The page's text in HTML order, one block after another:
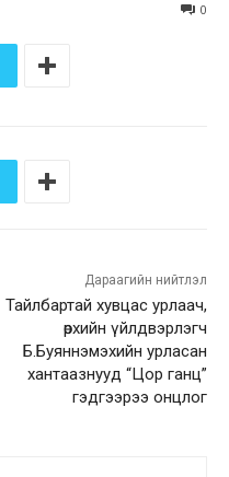
0
Дараагийн нийтлэл
Тайлбартай хувцас урлаач,
өрхийн үйлдвэрлэгч
Б.Буяннэмэхийн урласан
хантаазнууд “Цор ганц”
гэдгээрээ онцлог